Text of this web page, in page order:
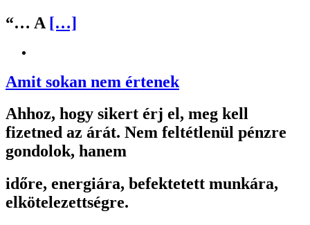
“… A […]
Amit sokan nem értenek
Ahhoz, hogy sikert érj el, meg kell
fizetned az árát. Nem feltétlenül pénzre
gondolok, hanem
időre, energiára, befektetett munkára,
elkötelezettségre.